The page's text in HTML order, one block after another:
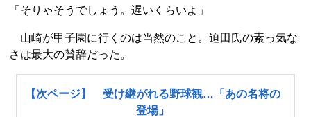
「そりゃそうでしょう。遅いくらいよ」
山崎が甲子園に行くのは当然のこと。迫田氏の素っ気な
さは最大の賛辞だった。
【次ページ】 受け継がれる野球観…「あの名将の
登場」